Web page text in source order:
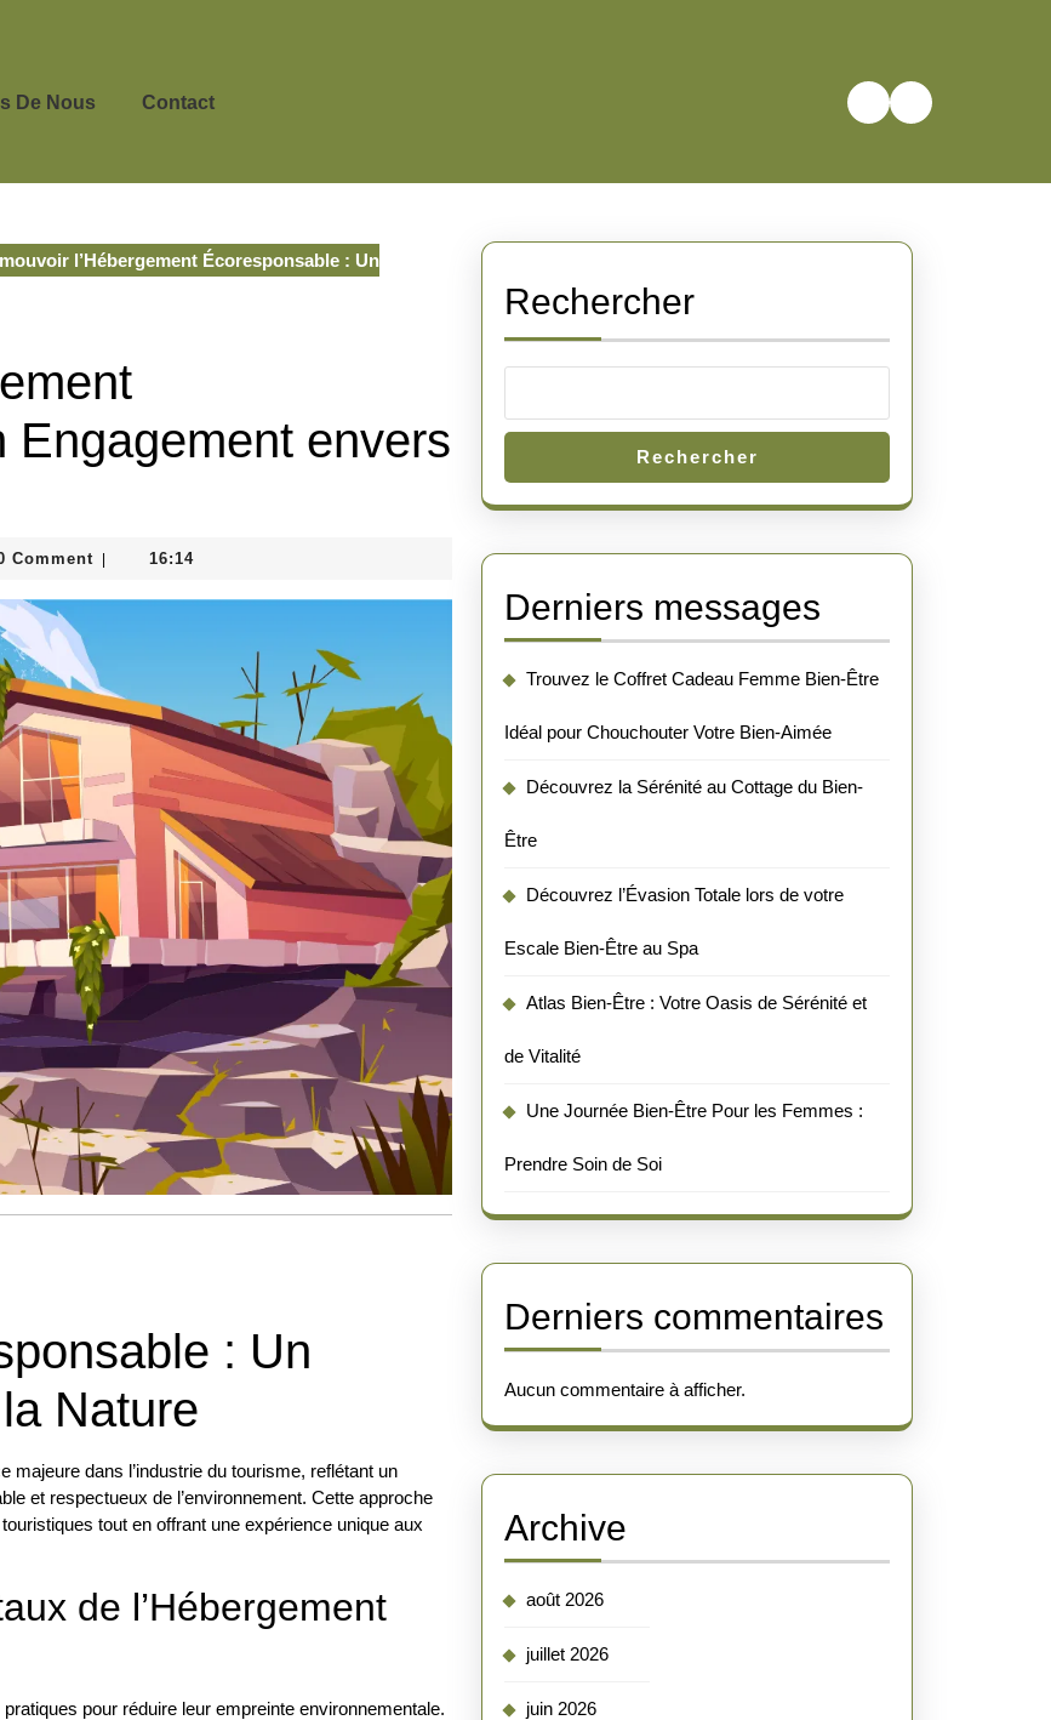
De Nous Contact
l’Hébergement Écoresponsable : Un
Engagement envers
Comment 16:14
: Un
Nature
majeure dans l’industrie du tourisme, reflétant un
et respectueux de l’environnement. Cette approche
tout en offrant une expérience unique aux
de l’Hébergement
pour réduire leur empreinte environnementale.
Rechercher
Rechercher
Derniers messages
Trouvez le Coffret Cadeau Femme Bien-Être
Idéal pour Chouchouter Votre Bien-Aimée
Découvrez la Sérénité au Cottage du Bien-
Être
Découvrez l’Évasion Totale lors de votre
Escale Bien-Être au Spa
Atlas Bien-Être : Votre Oasis de Sérénité et
de Vitalité
Une Journée Bien-Être Pour les Femmes :
Prendre Soin de Soi
Derniers commentaires
Aucun commentaire à afficher.
Archive
août 2026
juillet 2026
juin 2026